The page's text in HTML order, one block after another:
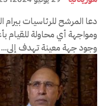
دعا المرشح للرئاسيات بيرام
ومواجهة أي محاولة للقيام
وجود جهة معينة تهدف إلى...